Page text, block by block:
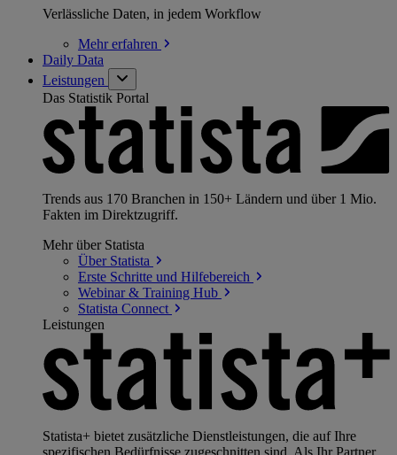
Verlässliche Daten, in jedem Workflow
Mehrerfahren
Daily Data
Leistungen
Das Statistik Portal
Trends aus 170 Branchen in 150+ Ländern und über 1 Mio.
Fakten im Direktzugriff.
Mehr über Statista
Über Statista
Erste Schritte und Hilfebereich
Webinar & Training Hub
Statista Connect
Leistungen
Statista+ bietet zusätzliche Dienstleistungen, die auf Ihre
spezifischen Bedürfnisse zugeschnitten sind. Als Ihr Partner